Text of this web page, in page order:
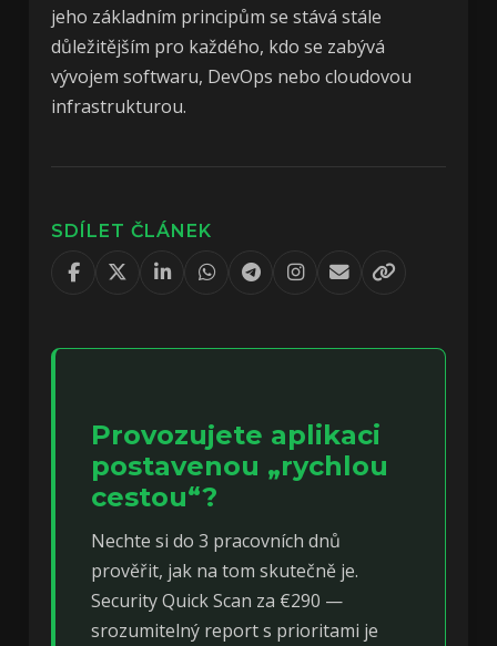
jeho základním principům se stává stále
důležitějším pro každého, kdo se zabývá
vývojem softwaru, DevOps nebo cloudovou
infrastrukturou.
SDÍLET ČLÁNEK
Provozujete aplikaci
postavenou „rychlou
cestou“?
Nechte si do 3 pracovních dnů
prověřit, jak na tom skutečně je.
Security Quick Scan za €290 —
srozumitelný report s prioritami je